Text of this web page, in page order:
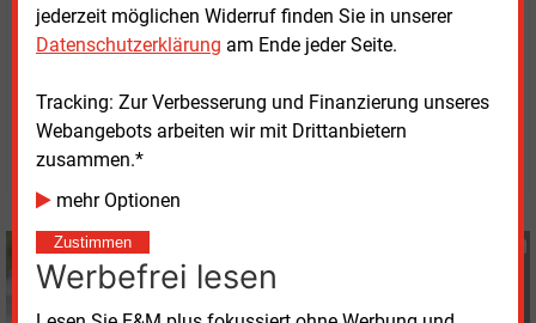
jederzeit möglichen Widerruf finden Sie in unserer
Datenschutzerklärung am Ende jeder Seite.
Tracking: Zur Verbesserung und Finanzierung unseres
Webangebots arbeiten wir mit Drittanbietern
zusammen.*
mehr Optionen
Zustimmen
Werbefrei lesen
Gewerbegebietstehen als PDF zum Download bereit.
Susanne Harmsen